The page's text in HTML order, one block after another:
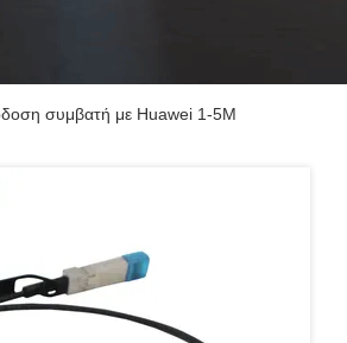
συμβατή με Huawei 1-5M